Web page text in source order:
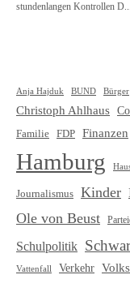
Anja Hajduk BUND Bürger
Christoph Ahlhaus
Familie FDP Finanzen
Hamburg
Journalismus Kinder
Ole von Beust
Schulpolitik
Vattenfall Verkehr